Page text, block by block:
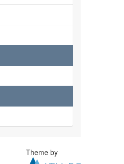
Theme by